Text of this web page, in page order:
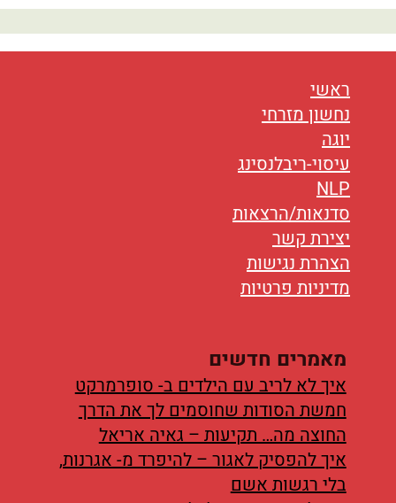
ראשי
נחשון מזרחי
יוגה
עיסוי-ריבלנסינג
NLP
סדנאות/הרצאות
יצירת קשר
הצהרת נגישות
מדיניות פרטיות
מאמרים חדשים
איך לא לריב עם הילדים ב- סופרמרקט
חמשת הסודות שחוסמים לך את הדרך
החוצה מה… תקיעות – גאיה אריאל
איך להפסיק לאגור – להיפרד מ- אגרנות,
בלי רגשות אשם